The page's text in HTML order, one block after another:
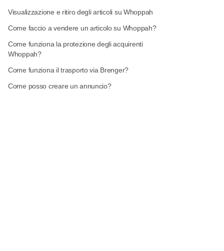
Visualizzazione e ritiro degli articoli su Whoppah
Come faccio a vendere un articolo su Whoppah?
Come funziona la protezione degli acquirenti
Whoppah?
Come funziona il trasporto via Brenger?
Come posso creare un annuncio?